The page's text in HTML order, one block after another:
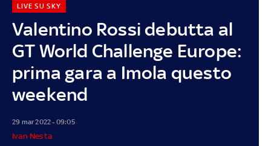
Valentino Rossi debutta al
GT World Challenge Europe:
prima gara a Imola questo
weekend
LIVE SU SKY
29 mar 2022 - 09:05
Ivan Nesta